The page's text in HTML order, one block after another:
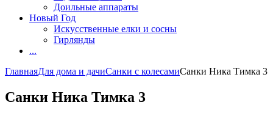
Доильные аппараты
Новый Год
Искусственные елки и сосны
Гирлянды
...
ГлавнаяДля дома и дачиСанки с колесамиСанки Ника Тимка 3
Санки Ника Тимка 3